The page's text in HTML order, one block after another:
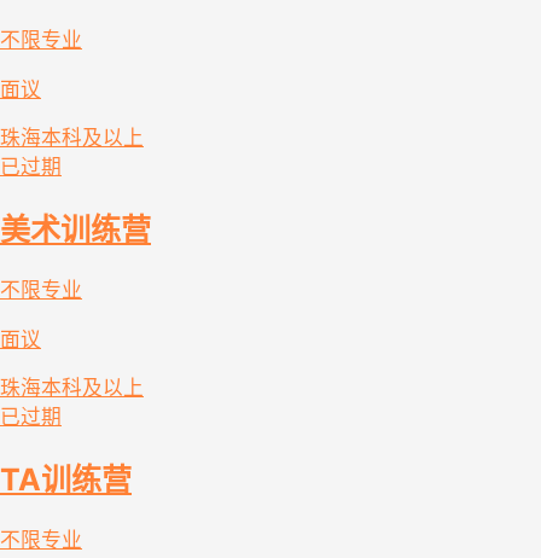
不限专业
面议
珠海本科及以上
已过期
美术训练营
不限专业
面议
珠海本科及以上
已过期
TA训练营
不限专业